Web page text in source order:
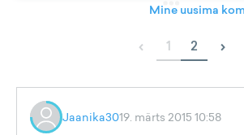
Mine uusima
‹ 1 2 ›
Jaanika3019. märts 2015 10:58